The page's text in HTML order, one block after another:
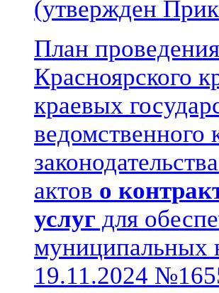
(утвержден
План
Красноярского
краевых
ведомственного
актов о
услуг для
муниципальных
19.11.2024